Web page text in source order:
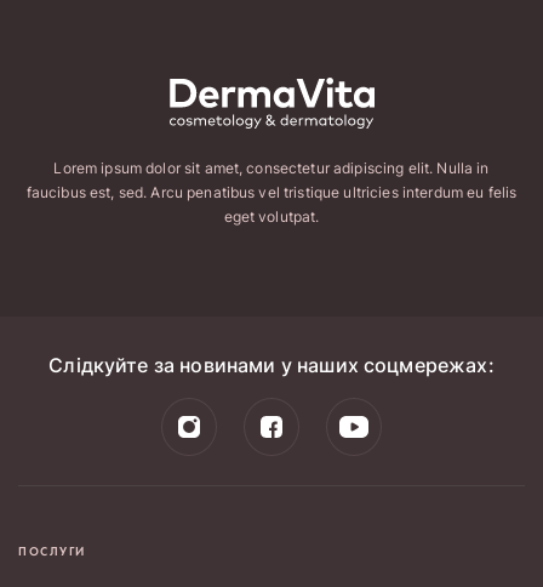
Lorem ipsum dolor sit amet, consectetur adipiscing elit. Nulla in
faucibus est, sed. Arcu penatibus vel tristique ultricies interdum eu felis
eget volutpat.
Слідкуйте за новинами у наших соцмережах:
ПОСЛУГИ